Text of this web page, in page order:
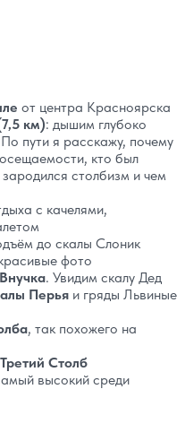
от центра Красноярска
км): дышим глубоко
пути я расскажу, почему
кто был
столбизм и чем
с качелями,
до скалы Слоник
фото
. Увидим скалу Дед
Перья и гряды Львиные
, так похожего на
Столб
высокий среди